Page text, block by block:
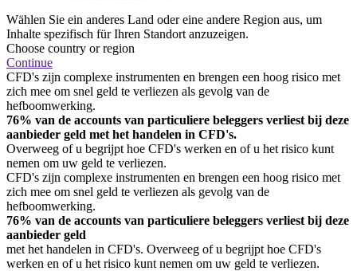
Wählen Sie ein anderes Land oder eine andere Region aus, um
Inhalte spezifisch für Ihren Standort anzuzeigen.
Choose country or region
Continue
CFD's zijn complexe instrumenten en brengen een hoog risico met
zich mee om snel geld te verliezen als gevolg van de
hefboomwerking.
76% van de accounts van particuliere beleggers verliest bij deze
aanbieder geld met het handelen in CFD's.
Overweeg of u begrijpt hoe CFD's werken en of u het risico kunt
nemen om uw geld te verliezen.
CFD's zijn complexe instrumenten en brengen een hoog risico met
zich mee om snel geld te verliezen als gevolg van de
hefboomwerking.
76% van de accounts van particuliere beleggers verliest bij deze
aanbieder geld
met het handelen in CFD's. Overweeg of u begrijpt hoe CFD's
werken en of u het risico kunt nemen om uw geld te verliezen.